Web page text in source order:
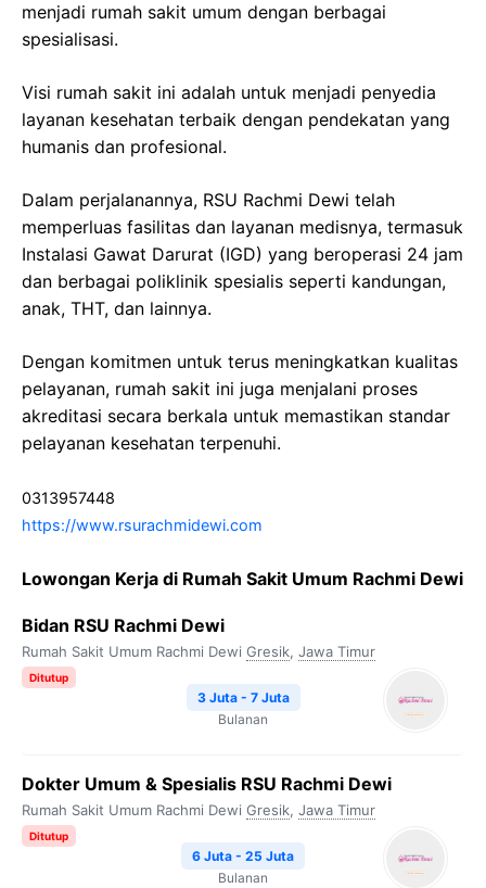
menjadi rumah sakit umum dengan berbagai
spesialisasi.
Visi rumah sakit ini adalah untuk menjadi penyedia
layanan kesehatan terbaik dengan pendekatan yang
humanis dan profesional.
Dalam perjalanannya, RSU Rachmi Dewi telah
memperluas fasilitas dan layanan medisnya, termasuk
Instalasi Gawat Darurat (IGD) yang beroperasi 24 jam
dan berbagai poliklinik spesialis seperti kandungan,
anak, THT, dan lainnya.
Dengan komitmen untuk terus meningkatkan kualitas
pelayanan, rumah sakit ini juga menjalani proses
akreditasi secara berkala untuk memastikan standar
pelayanan kesehatan terpenuhi.
0313957448
https://www.rsurachmidewi.com
Lowongan Kerja di Rumah Sakit Umum Rachmi Dewi
Bidan RSU Rachmi Dewi
Rumah Sakit Umum Rachmi Dewi Gresik, Jawa Timur
Ditutup
3 Juta - 7 Juta
Bulanan
Dokter Umum & Spesialis RSU Rachmi Dewi
Rumah Sakit Umum Rachmi Dewi Gresik, Jawa Timur
Ditutup
6 Juta - 25 Juta
Bulanan